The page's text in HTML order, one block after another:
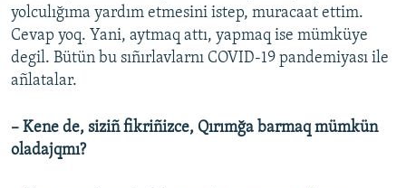
yolculığıma yardım etmesini istep, muracaat ettim.
Cevap yoq. Yani, aytmaq attı, yapmaq ise mümküye
degil. Bütün bu sıñırlavlarnı COVID-19 pandemiyası ile
añlatalar.
– Kene de, siziñ fikriñizce, Qırımğa barmaq mümkün
oladajqmı? ​